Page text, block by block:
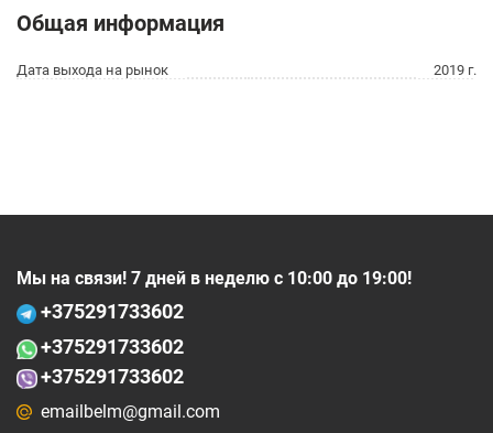
Общая информация
Дата выхода на рынок 2019 г.
Мы на связи! 7 дней в неделю с 10:00 до 19:00!
+375291733602
+375291733602
+375291733602
emailbelm@gmail.com